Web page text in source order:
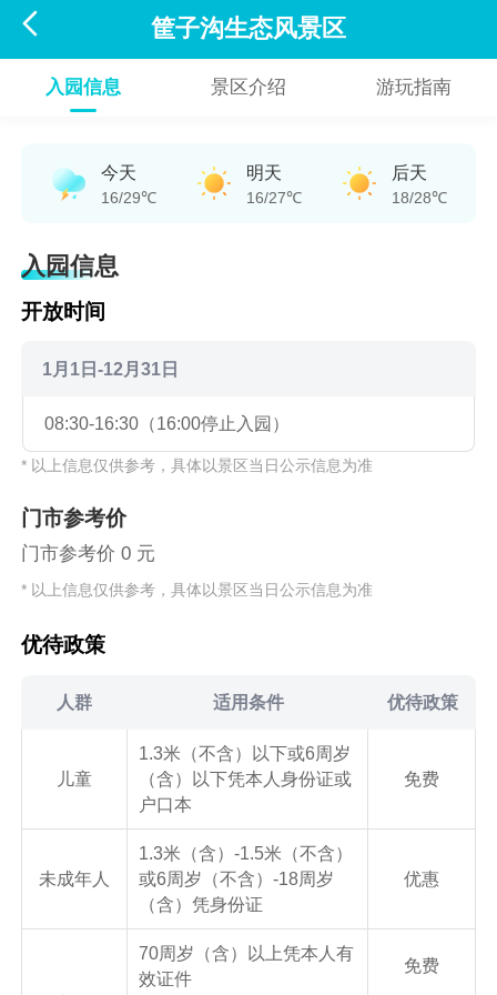
 筐子沟生态风景区
入园信息 景区介绍 游玩指南
今天
16/29℃
明天
16/27℃
后天
18/28℃
入园信息
开放时间
1月1日-12月31日
08:30-16:30（16:00停止入园）
* 以上信息仅供参考，具体以景区当日公示信息为准
门市参考价
门市参考价 0 元
* 以上信息仅供参考，具体以景区当日公示信息为准
优待政策
人群 适用条件 优待政策
儿童
1.3米（不含）以下或6周岁
（含）以下凭本人身份证或
户口本
免费
未成年人
1.3米（含）-1.5米（不含）
或6周岁（不含）-18周岁
（含）凭身份证
优惠
70周岁（含）以上凭本人有
效证件
免费